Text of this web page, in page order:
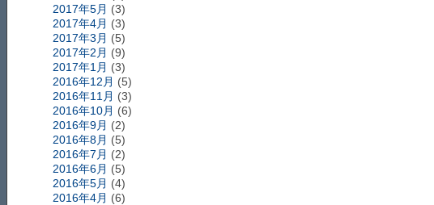
2017年5月 (3)
2017年4月 (3)
2017年3月 (5)
2017年2月 (9)
2017年1月 (3)
2016年12月 (5)
2016年11月 (3)
2016年10月 (6)
2016年9月 (2)
2016年8月 (5)
2016年7月 (2)
2016年6月 (5)
2016年5月 (4)
2016年4月 (6)